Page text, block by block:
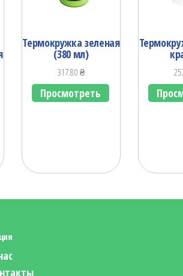
Термокружка зеленая
(380 мл)
317.80₴
Просмотреть